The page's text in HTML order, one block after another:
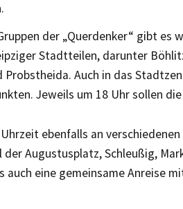
der „Querdenker“ gibt es
Stadtteilen, darunter
Auch in das
Jeweils um 18 Uhr sollen
ebenfalls an
Augustusplatz, Schleußig,
eine gemeinsame Anreise